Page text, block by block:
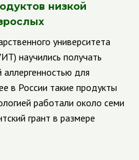
низкой
университета
научились получать
аллергенностью для
в России такие продукты
работали около семи
грант в размере